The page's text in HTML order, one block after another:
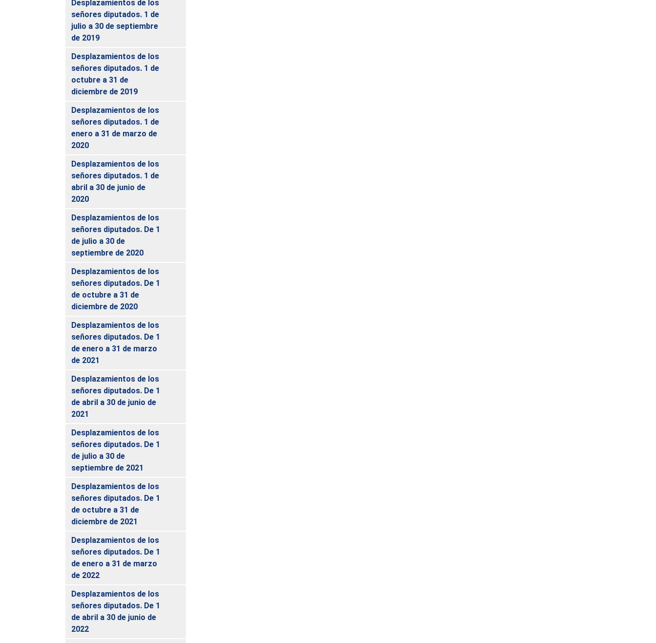
Desplazamientos de los
señores diputados. 1 de
julio a 30 de septiembre
de 2019
Desplazamientos de los
señores diputados. 1 de
octubre a 31 de
diciembre de 2019
Desplazamientos de los
señores diputados. 1 de
enero a 31 de marzo de
2020
Desplazamientos de los
señores diputados. 1 de
abril a 30 de junio de
2020
Desplazamientos de los
señores diputados. De 1
de julio a 30 de
septiembre de 2020
Desplazamientos de los
señores diputados. De 1
de octubre a 31 de
diciembre de 2020
Desplazamientos de los
señores diputados. De 1
de enero a 31 de marzo
de 2021
Desplazamientos de los
señores diputados. De 1
de abril a 30 de junio de
2021
Desplazamientos de los
señores diputados. De 1
de julio a 30 de
septiembre de 2021
Desplazamientos de los
señores diputados. De 1
de octubre a 31 de
diciembre de 2021
Desplazamientos de los
señores diputados. De 1
de enero a 31 de marzo
de 2022
Desplazamientos de los
señores diputados. De 1
de abril a 30 de junio de
2022